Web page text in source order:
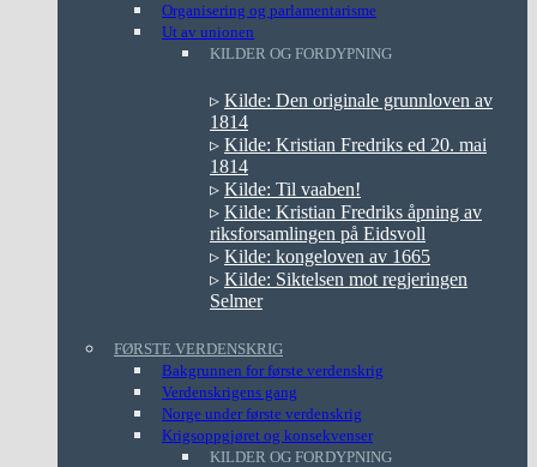
Organisering og parlamentarisme
Ut av unionen
KILDER OG FORDYPNING
▹ Kilde: Den originale grunnloven av
1814
▹ Kilde: Kristian Fredriks ed 20. mai
1814
▹ Kilde: Til vaaben!
▹ Kilde: Kristian Fredriks åpning av
riksforsamlingen på Eidsvoll
▹ Kilde: kongeloven av 1665
▹ Kilde: Siktelsen mot regjeringen
Selmer
FØRSTE VERDENSKRIG
Bakgrunnen for første verdenskrig
Verdenskrigens gang
Norge under første verdenskrig
Krigsoppgjøret og konsekvenser
KILDER OG FORDYPNING